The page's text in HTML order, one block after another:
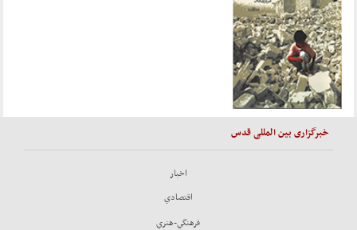
خبرگزاری بین المللی قدس
اخبار
اقتصادي
فرهنگي-هنري